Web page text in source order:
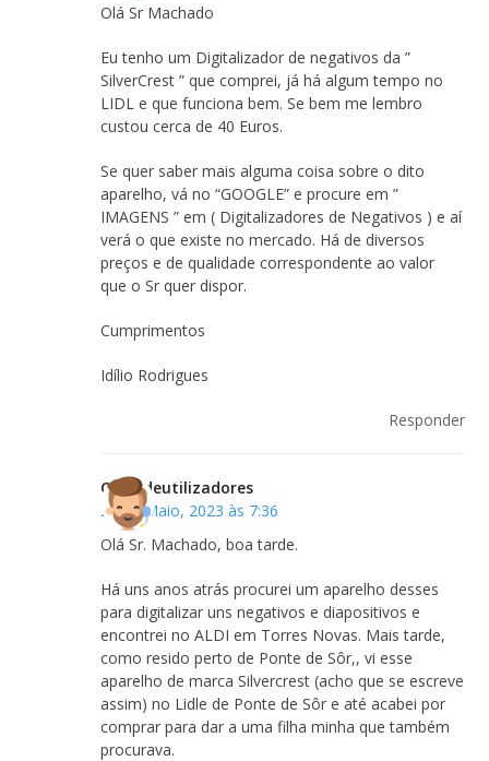
Olá Sr Machado
Eu tenho um Digitalizador de negativos da ”
SilverCrest ” que comprei, já há algum tempo no
LIDL e que funciona bem. Se bem me lembro
custou cerca de 40 Euros.
Se quer saber mais alguma coisa sobre o dito
aparelho, vá no “GOOGLE” e procure em ”
IMAGENS ” em ( Digitalizadores de Negativos ) e aí
verá o que existe no mercado. Há de diversos
preços e de qualidade correspondente ao valor
que o Sr quer dispor.
Cumprimentos
Idílio Rodrigues
Responder
Clubedeutilizadores
29 de Maio, 2023 às 7:36
Olá Sr. Machado, boa tarde.
Há uns anos atrás procurei um aparelho desses
para digitalizar uns negativos e diapositivos e
encontrei no ALDI em Torres Novas. Mais tarde,
como resido perto de Ponte de Sôr,, vi esse
aparelho de marca Silvercrest (acho que se escreve
assim) no Lidle de Ponte de Sôr e até acabei por
comprar para dar a uma filha minha que também
procurava.